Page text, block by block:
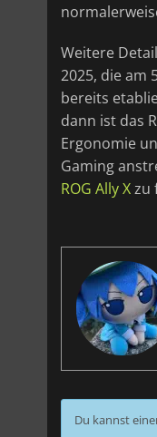
Weitere
2025, die am
bereits
dann ist das
Ergonomie
Gaming
ROG Ally Xzu
Du kannst